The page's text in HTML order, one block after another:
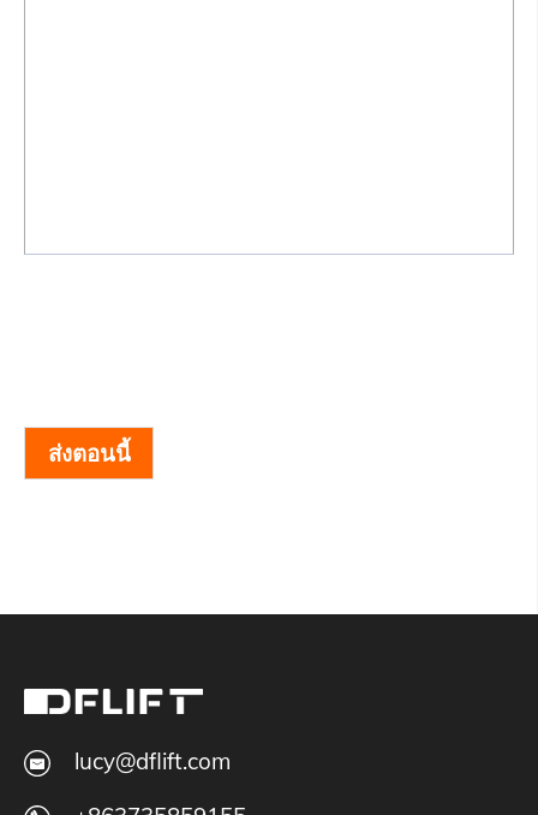
ส่งตอนนี้
lucy@dflift.com